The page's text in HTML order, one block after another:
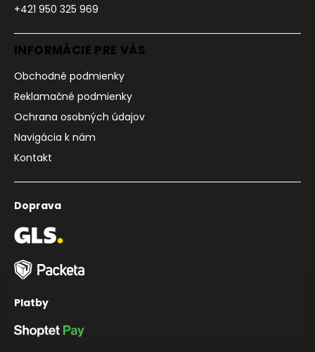
+421 950 325 969
INFORMÁCIE PRE VÁS
Obchodné podmienky
Reklamačné podmienky
Ochrana osobných údajov
Navigácia k nám
Kontakt
Doprava
Platby